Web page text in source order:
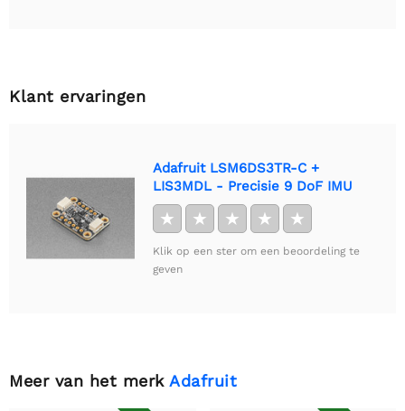
Klant ervaringen
Adafruit LSM6DS3TR-C +
LIS3MDL - Precisie 9 DoF IMU
★ ★ ★ ★ ★
Klik op een ster om een beoordeling te
geven
Meer van het merk Adafruit